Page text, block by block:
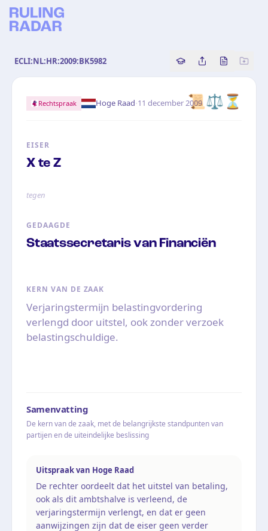
ECLI:NL:HR:2009:BK5982 Copy source
Share this
Bekijk
📜⚖️⏳
Rechtspraak Hoge Raad·11 december 2009
EISER
X te Z
tegen
GEDAAGDE
Staatssecretaris van Financiën
KERN VAN DE ZAAK
Verjaringstermijn belastingvordering
verlengd door uitstel, ook zonder verzoek
belastingschuldige.
Samenvatting
De kern van de zaak, met de belangrijkste standpunten van
partijen en de uiteindelijke beslissing
Uitspraak van Hoge Raad
De rechter oordeelt dat het uitstel van betaling,
ook als dit ambtshalve is verleend, de
verjaringstermijn verlengt, en dat er geen
aanwijzingen zijn dat de eiser geen verder